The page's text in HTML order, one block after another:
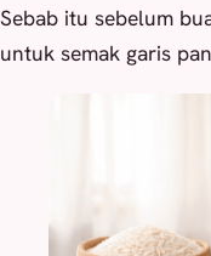
Sebab itu sebelum
untuk semak garis